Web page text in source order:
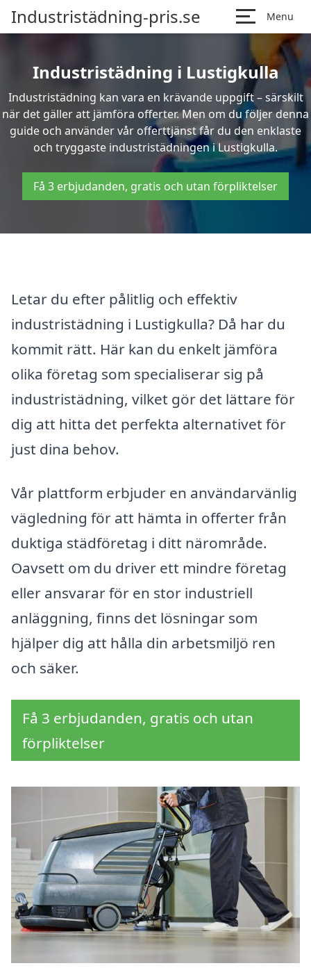
Industristädning-pris.se Menu
Industristädning i Lustigkulla
Industristädning kan vara en krävande uppgift – särskilt
när det gäller att jämföra offerter. Men om du följer denna
guide och använder vår offerttjänst får du den enklaste
och tryggaste industristädningen i Lustigkulla.
Få 3 erbjudanden, gratis och utan förpliktelser
Letar du efter pålitlig och effektiv
industristädning i Lustigkulla? Då har du
kommit rätt. Här kan du enkelt jämföra
olika företag som specialiserar sig på
industristädning, vilket gör det lättare för
dig att hitta det perfekta alternativet för
just dina behov.
Vår plattform erbjuder en användarvänlig
vägledning för att hämta in offerter från
duktiga städföretag i ditt närområde.
Oavsett om du driver ett mindre företag
eller ansvarar för en stor industriell
anläggning, finns det lösningar som
hjälper dig att hålla din arbetsmiljö ren
och säker.
Få 3 erbjudanden, gratis och utan
förpliktelser